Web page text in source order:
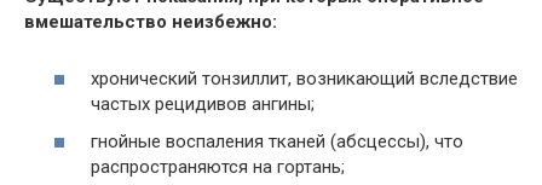
вмешательство неизбежно:
хронический тонзиллит, возникающий вследствие
частых рецидивов ангины;
гнойные воспаления тканей (абсцессы), что
распространяются на гортань;